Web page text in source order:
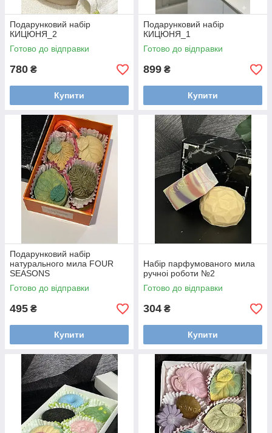
Подарунковий набір
КИЦЮНЯ_2
Готово до відправки
780 ₴
Купити
Подарунковий набір
КИЦЮНЯ_1
Готово до відправки
899 ₴
Купити
Подарунковий набір
натурального мила FOUR
SEASONS
Готово до відправки
495 ₴
Купити
Набір парфумованого мила
ручноі роботи №2
Готово до відправки
304 ₴
Купити